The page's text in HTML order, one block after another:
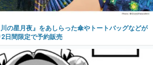
の星月夜』をあしらった傘やトートバッグなどが
日間限定で予約販売